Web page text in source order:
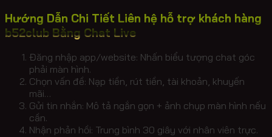
Hướng Dẫn Chi Tiết Liên hệ hỗ trợ khách hàng
b52club Bằng Chat Live
Đăng nhập app/website: Nhấn biểu tượng chat góc
phải màn hình.
Chọn vấn đề: Nạp tiền, rút tiền, tài khoản, khuyến
mãi…
Gửi tin nhắn: Mô tả ngắn gọn + ảnh chụp màn hình nếu
cần.
Nhận phản hồi: Trung bình 30 giây với nhân viên trực.